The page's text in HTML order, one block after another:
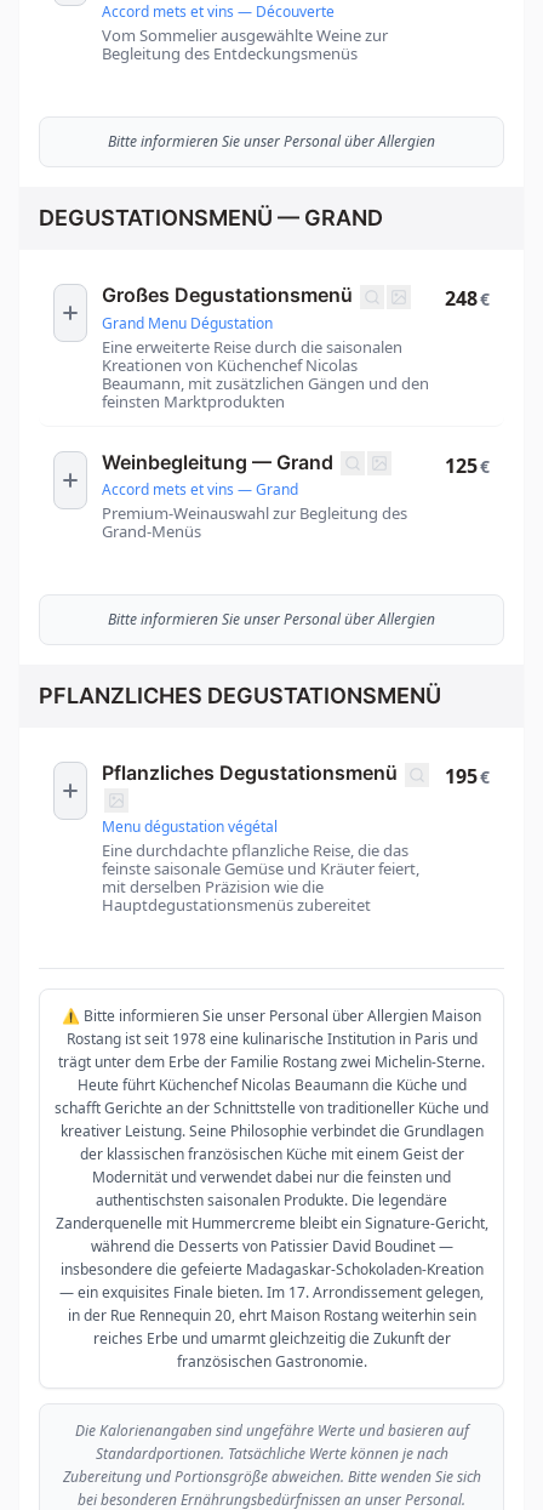
Accord mets et vins — Découverte
Vom Sommelier ausgewählte Weine zur
Begleitung des Entdeckungsmenüs
Bitte informieren Sie unser Personal über Allergien
DEGUSTATIONSMENÜ — GRAND
Großes Degustationsmenü
Grand Menu Dégustation
Eine erweiterte Reise durch die saisonalen
Kreationen von Küchenchef Nicolas
Beaumann, mit zusätzlichen Gängen und den
feinsten Marktprodukten
248€
Weinbegleitung — Grand
Accord mets et vins — Grand
Premium-Weinauswahl zur Begleitung des
Grand-Menüs
125€
Bitte informieren Sie unser Personal über Allergien
PFLANZLICHES DEGUSTATIONSMENÜ
Pflanzliches Degustationsmenü
Menu dégustation végétal
Eine durchdachte pflanzliche Reise, die das
feinste saisonale Gemüse und Kräuter feiert,
mit derselben Präzision wie die
Hauptdegustationsmenüs zubereitet
195€
⚠️ Bitte informieren Sie unser Personal über Allergien Maison
Rostang ist seit 1978 eine kulinarische Institution in Paris und
trägt unter dem Erbe der Familie Rostang zwei Michelin-Sterne.
Heute führt Küchenchef Nicolas Beaumann die Küche und
schafft Gerichte an der Schnittstelle von traditioneller Küche und
kreativer Leistung. Seine Philosophie verbindet die Grundlagen
der klassischen französischen Küche mit einem Geist der
Modernität und verwendet dabei nur die feinsten und
authentischsten saisonalen Produkte. Die legendäre
Zanderquenelle mit Hummercreme bleibt ein Signature-Gericht,
während die Desserts von Patissier David Boudinet —
insbesondere die gefeierte Madagaskar-Schokoladen-Kreation
— ein exquisites Finale bieten. Im 17. Arrondissement gelegen,
in der Rue Rennequin 20, ehrt Maison Rostang weiterhin sein
reiches Erbe und umarmt gleichzeitig die Zukunft der
französischen Gastronomie.
Die Kalorienangaben sind ungefähre Werte und basieren auf
Standardportionen. Tatsächliche Werte können je nach
Zubereitung und Portionsgröße abweichen. Bitte wenden Sie sich
bei besonderen Ernährungsbedürfnissen an unser Personal.